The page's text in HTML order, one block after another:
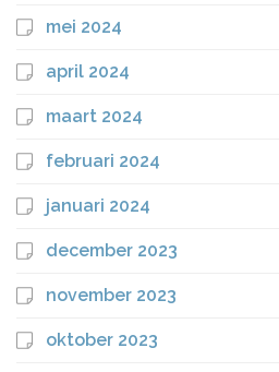
mei 2024
april 2024
maart 2024
februari 2024
januari 2024
december 2023
november 2023
oktober 2023